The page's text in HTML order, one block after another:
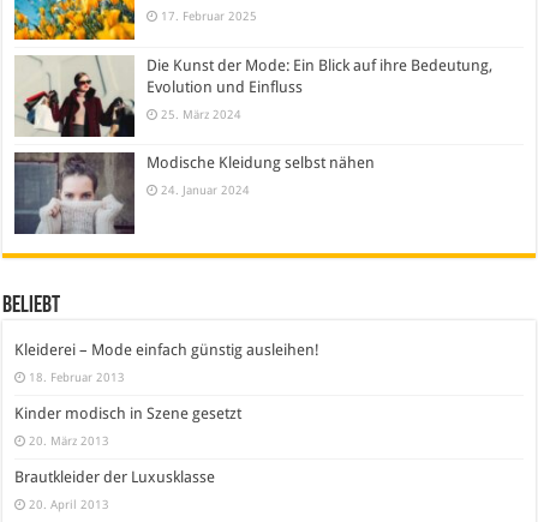
17. Februar 2025
Die Kunst der Mode: Ein Blick auf ihre Bedeutung,
Evolution und Einfluss
25. März 2024
Modische Kleidung selbst nähen
24. Januar 2024
Beliebt
Kleiderei – Mode einfach günstig ausleihen!
18. Februar 2013
Kinder modisch in Szene gesetzt
20. März 2013
Brautkleider der Luxusklasse
20. April 2013